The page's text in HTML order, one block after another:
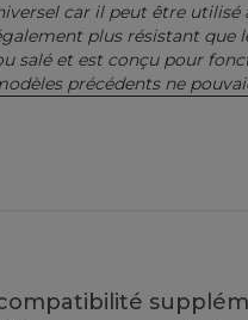
car il peut être utilisé
plus résistant que
salé et est conçu pour
précédents ne